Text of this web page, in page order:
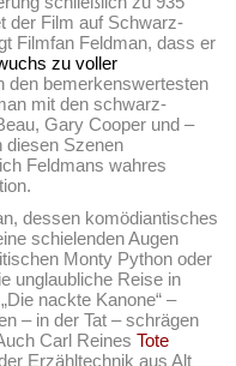
der Film auf Schwarz-
Filmfan Feldman, dass er
zu voller
den bemerkenswertesten
mit den schwarz-
Gary Cooper und –
diesen Szenen
Feldmans wahres
dessen komödiantisches
schielenden Augen
Monty Python oder
unglaubliche Reise in
nackte Kanone“ –
– in der Tat – schrägen
Carl ReinesTote
Erzähltechnik aus Alt